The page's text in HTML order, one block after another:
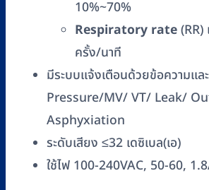
10%~70%
Respiratory rate
ครั้ง/นาที
มีระบบแจ้งเตือนด้วยข้อความแล
Pressure/MV/ VT/ Leak/
Asphyxiation
ระดับเสียง ≤32 เดซิเบล(เอ)
ใช้ไฟ 100-240VAC, 50-60,